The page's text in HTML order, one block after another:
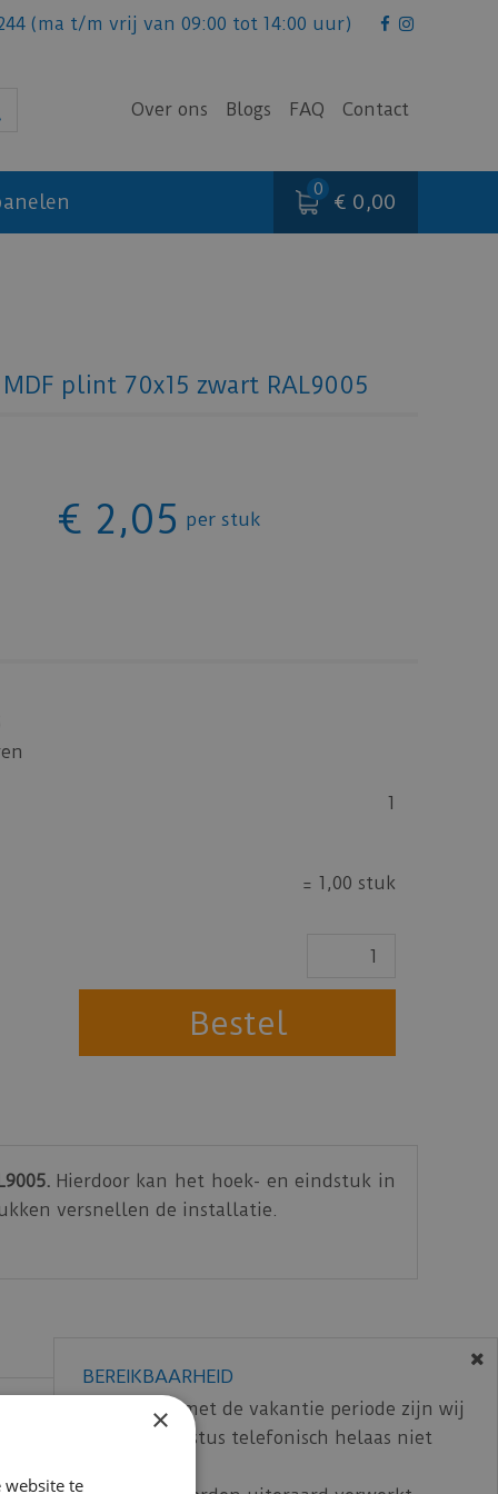
(ma t/m vrij van 09:00 tot 14:00 uur)
Over ons Blogs FAQ Contact
€ 0,00
plint 70x15 zwart RAL9005
€ 2,05 per stuk
1
= 1,00 stuk
Hierdoor kan het hoek- en eindstuk in
versnellen de installatie.
BEREIKBAARHEID
In verband met de vakantie periode zijn wij
t/m 14 augustus telefonisch helaas niet
×
website te